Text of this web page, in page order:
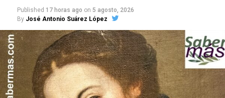
Published 17 horas ago on 5 agosto, 2026
By José Antonio Suárez López